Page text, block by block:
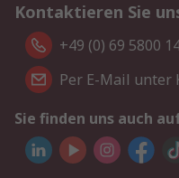
Kontaktieren Sie
+49 (0) 69 5800
Per E-Mail unter
Sie finden uns auch